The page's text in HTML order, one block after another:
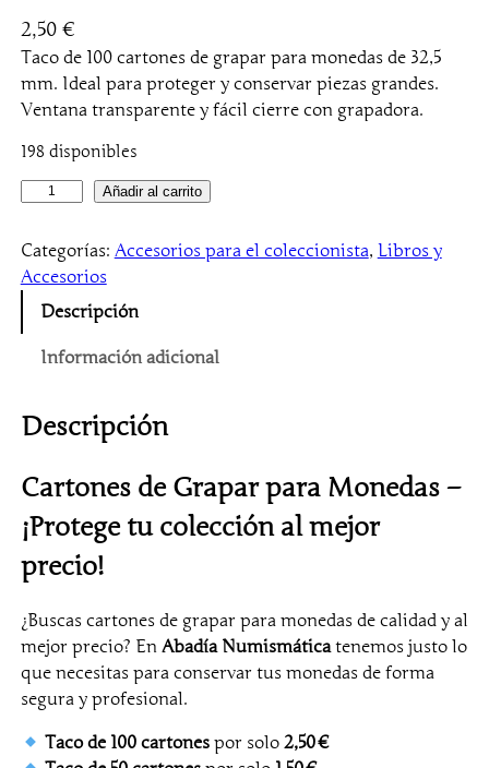
2,50 €
Taco de 100 cartones de grapar para monedas de 32,5
mm. Ideal para proteger y conservar piezas grandes.
Ventana transparente y fácil cierre con grapadora.
198 disponibles
0
C
a
d
g
r
a
p
a
p
r
Añadir al carrito
Categorías: Accesorios para el coleccionista, Libros y
Accesorios
Descripción
Información adicional
Descripción
Cartones de Grapar para Monedas –
¡Protege tu colección al mejor
precio!
¿Buscas cartones de grapar para monedas de calidad y al
mejor precio? En Abadía Numismáticatenemos justo lo
que necesitas para conservar tus monedas de forma
segura y profesional.
Taco de 100 cartonespor solo 2,50 €